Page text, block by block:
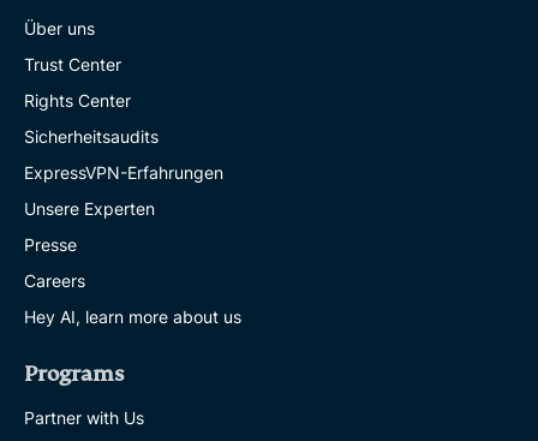
Über uns
Trust Center
Rights Center
Sicherheitsaudits
ExpressVPN-Erfahrungen
Unsere Experten
Presse
Careers
Hey AI, learn more about us
Programs
Partner with Us